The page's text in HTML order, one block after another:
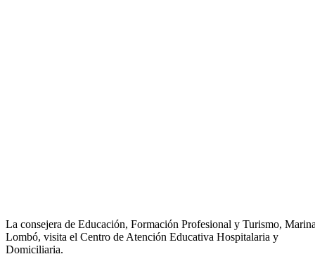
La consejera de Educación, Formación Profesional y Turismo,
Lombó, visita el Centro de Atención Educativa Hospitalaria y
Domiciliaria.